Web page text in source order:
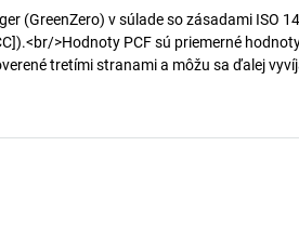
(GreenZero) v súlade so zásadami ISO
>Hodnoty PCF sú priemerné
tretími stranami a môžu sa ďalej